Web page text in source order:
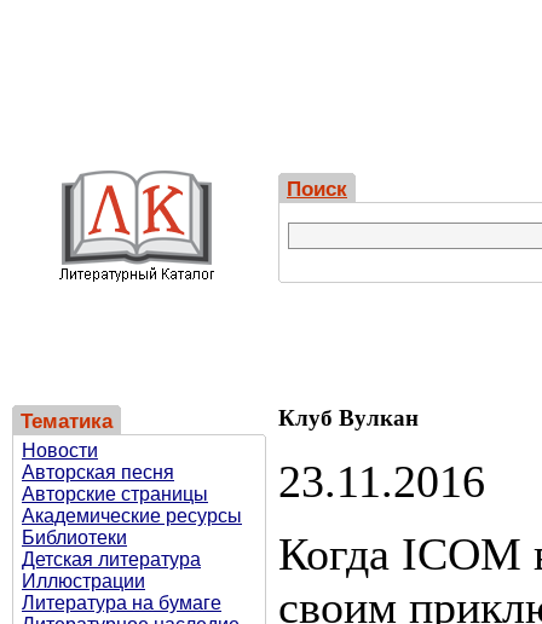
Поиск
Тематика
Новости
Авторская песня
Авторские страницы
Академические ресурсы
Библиотеки
Детская литература
Иллюстрации
Литература на бумаге
Клуб Вулкан
23.11.2016
Когда ICOM
своим